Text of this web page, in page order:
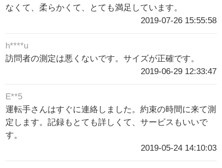
なくて、柔らかくて、とても満足しています。
2019-07-26 15:55:58
h****u
訪問者の測定は悪くないです。サイズが正確です。
2019-06-29 12:33:47
E**5
運転手さんはすぐに連絡しました。約束の時間に来て測
定します。記録もとても詳しくて、サービスもいいで
す。
2019-05-24 14:10:03